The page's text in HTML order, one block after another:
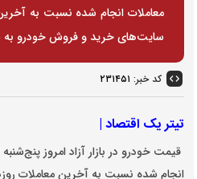
معاملات انجام شده نسبت به
سایت‌های خرید و فروش خودرو
کد خبر: ۲۳۱۴۵۱
تیتر یک اقتصاد |
انجام شده نسبت به آخرین معاملات